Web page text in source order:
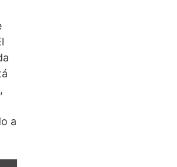
a